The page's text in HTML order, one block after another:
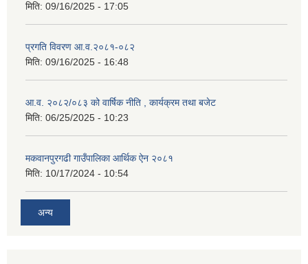
मिति: 09/16/2025 - 17:05
प्रगति विवरण आ.व.२०८१-०८२
मिति: 09/16/2025 - 16:48
आ.व. २०८२/०८३ को वार्षिक नीति , कार्यक्रम तथा बजेट
मिति: 06/25/2025 - 10:23
मकवानपुरगढी गाउँपालिका आर्थिक ‌‌‌ऐन २०८१
मिति: 10/17/2024 - 10:54
अन्य